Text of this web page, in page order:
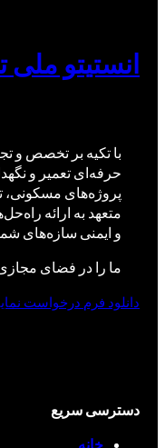
انستیتو ملی
با تکیه بر تخصص و
حرفه‌ای تعمیر و
پروژه‌های مسکونی،
متعهد به ارائه
و ایمنی سازه‌های
ما را در فضای مجازی
دانلود فرم درخواست
دسترسی سریع
خانه